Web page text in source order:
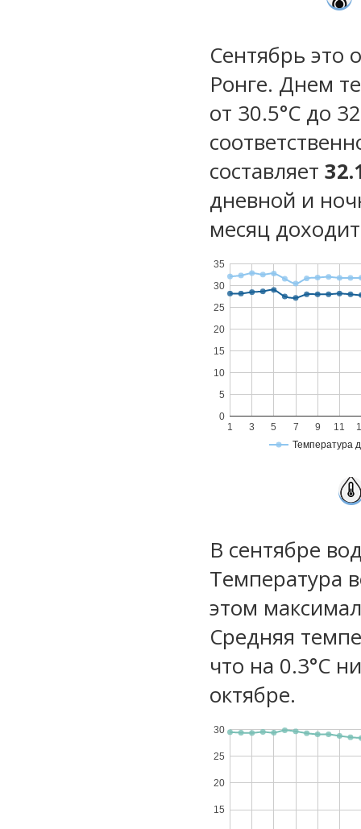
Сентябрь это
Ронге. Днем
от 30.5°C до
составляет
дневной и
месяц
Температура
1 3 5 7 9 11
0
5
10
15
20
25
30
35
В сентябре
Температура
этом
Средняя
что на 0.3°C
октябре.
15
20
25
30